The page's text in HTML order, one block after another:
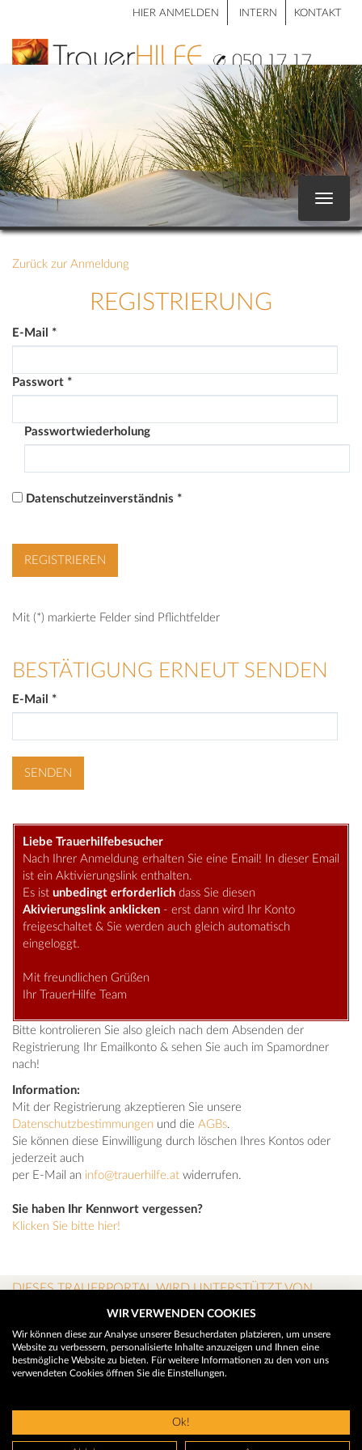
HIER ANMELDEN INTERN KONTAKT
Toggle
Zurück zur Anmeldung
REGISTRIERUNG
E-Mail *
Passwort *
Passwortwiederholung
Datenschutzeinverständnis *
Mit (*) markierte Felder sind Pflichtfelder
BESTÄTIGUNG ERNEUT SENDEN
E-Mail *
Liebe Trauerhilfebesucher
Nach Ihrer Anmeldung erhalten Sie eine Email! In dieser Email
ist ein Aktivierungslink enthalten.
Es ist unbedingt erforderlich dass Sie diesen
Akivierungslink anklicken - erst dann wird Ihr Konto
freigeschaltet & Sie werden auch gleich automatisch
eingeloggt.
Mit freundlichen Grüßen
Ihr TrauerHilfe Team
Bitte kontrolieren Sie also gleich nach dem Absenden der
Registrierung Ihr Emailkonto & sehen Sie auch im Spamordner
nach!
Information:
Mit der Registrierung akzeptieren Sie unsere
Datenschutzbestimmungen und die AGBs.
Sie können diese Einwilligung durch löschen Ihres Kontos oder
jederzeit auch
per E-Mail an info@trauerhilfe.at widerrufen.
Sie haben Ihr Kennwort vergessen?
Klicken Sie bitte hier!
DIESES TRAUERPORTAL WIRD UNTERSTÜTZT VON
WIR VERWENDEN COOKIES
Wir können diese zur Analyse unserer Besucherdaten platzieren, um unsere
Website zu verbessern, personalisierte Inhalte anzuzeigen und Ihnen eine
bestmögliche Website zu bieten. Für weitere Informationen zu den von uns
verwendeten Cookies öffnen Sie die Einstellungen.
Ok!